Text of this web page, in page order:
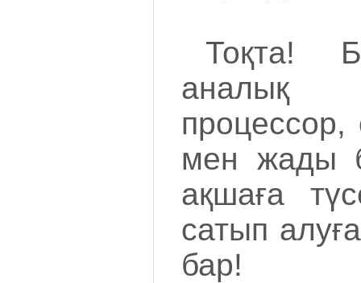
Тоқта!
процессор,
мен жады
ақшаға
сатып
бар!